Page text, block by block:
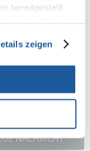
bereitgestellt
zeigen
NACHRICHT